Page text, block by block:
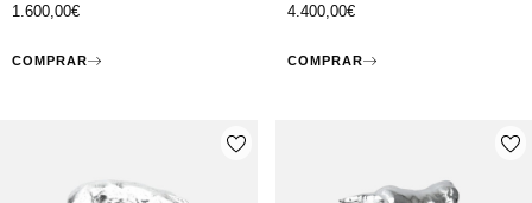
1.600,00€
COMPRAR
4.400,00€
COMPRAR